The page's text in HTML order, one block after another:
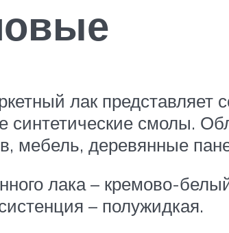
лак представляет
синтетические смолы.
мебель, деревянные
лака – кремово-
– полужидкая.